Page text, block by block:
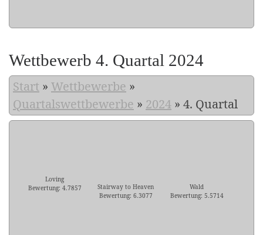
Wettbewerb 4. Quartal 2024
Start » Wettbewerbe »
Quartalswettbewerbe » 2024 » 4. Quartal
Loving
Bewertung: 4.7857
Stairway to Heaven
Bewertung: 6.3077
Wald
Bewertung: 5.5714